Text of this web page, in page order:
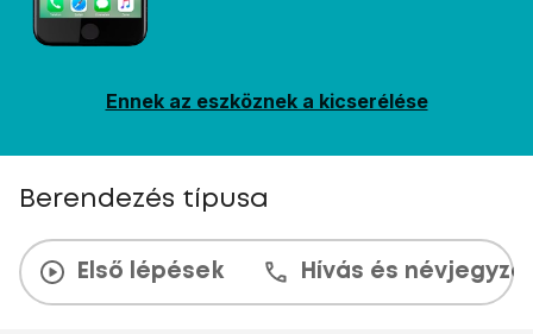
Ennek az eszköznek a kicserélése
Berendezés típusa
Első lépések Hívás és